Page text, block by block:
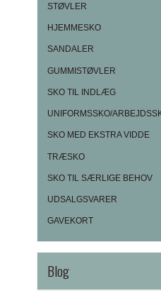
STØVLER
HJEMMESKO
SANDALER
GUMMISTØVLER
SKO TIL INDLÆG
UNIFORMSSKO/
SKO MED EKSTRA VIDDE
TRÆSKO
SKO TIL SÆRLIGE BEHOV
UDSALGSVARER
GAVEKORT
Blog